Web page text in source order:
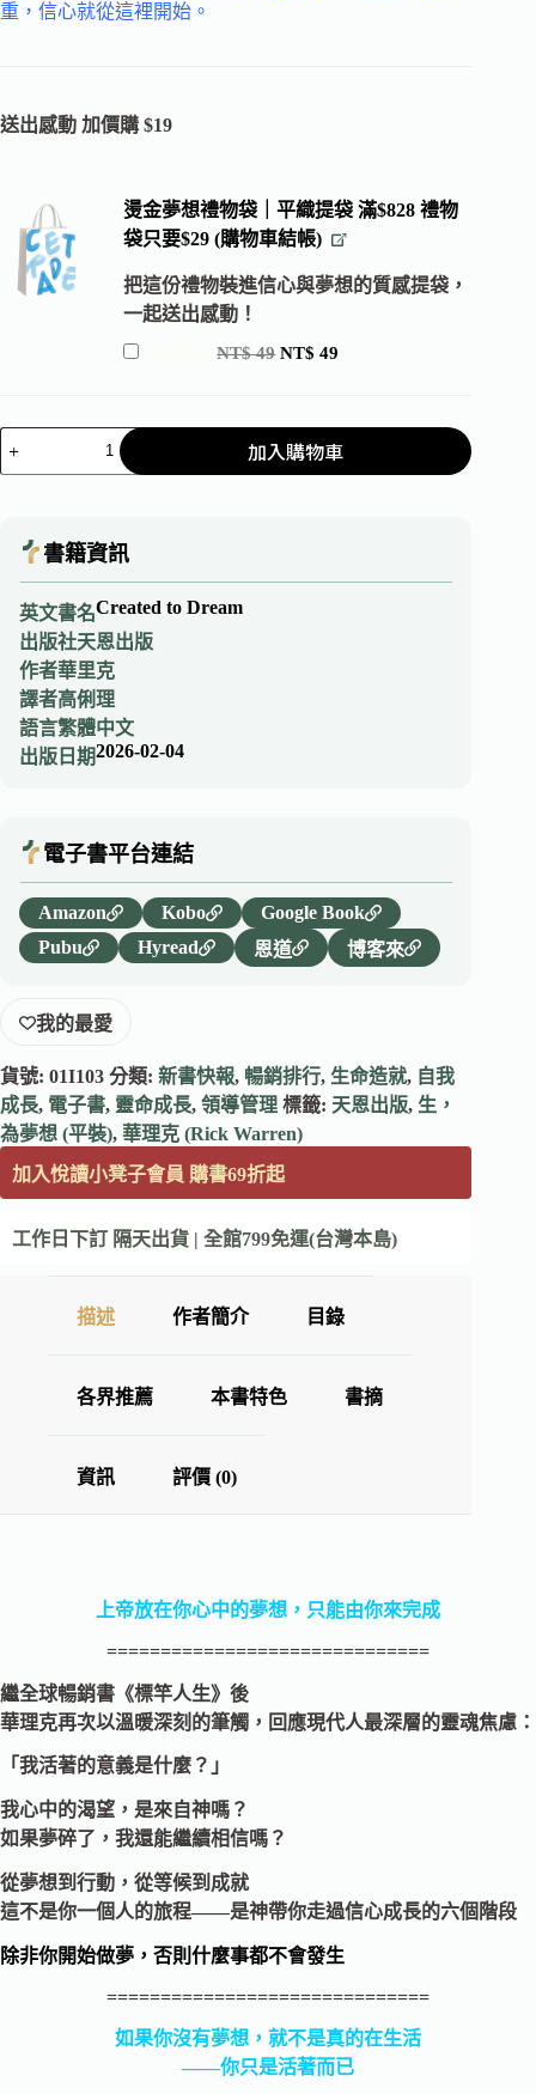
重，信心就從這裡開始。
送出感動 加價購 $19
燙金夢想禮物袋｜平織提袋 滿$828 禮物
袋只要$29 (購物車結帳)
把這份禮物裝進信心與夢想的質感提袋，
一起送出感動！
NT$49 NT$ 49
加入購物車
書籍資訊
英文書名Created to Dream
出版社天恩出版
作者華里克
譯者高俐理
語言繁體中文
出版日期2026-02-04
電子書平台連結
Amazon Kobo
Google Book
Pubu
Hyread 恩道 博客來
我的最愛
貨號: 01I103 分類: 新書快報, 暢銷排行, 生命造就, 自我
成長, 電子書, 靈命成長, 領導管理 標籤: 天恩出版, 生，
為夢想 (平裝), 華理克 (Rick Warren)
加入悅讀小凳子會員 購書69折起
工作日下訂 隔天出貨 | 全館799免運(台灣本島)
描述 作者簡介 目錄
各界推薦 本書特色 書摘
資訊 評價 (0)
上帝放在你心中的夢想，只能由你來完成
==============================
繼全球暢銷書 《標竿人生》 後
華理克再次以溫暖深刻的筆觸，回應現代人最深層的靈魂焦慮：
「我活著的意義是什麼？」
我心中的渴望，是來自神嗎？
如果夢碎了，我還能繼續相信嗎？
從夢想到行動，從等候到成就
這不是你一個人的旅程——是神帶你走過信心成長的六個階段
除非你開始做夢，否則什麼事都不會發生
==============================
如果你沒有夢想，就不是真的在生活
——你只是活著而已